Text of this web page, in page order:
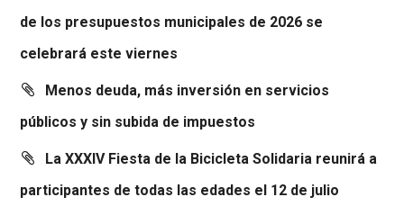
de los presupuestos municipales de 2026 se
celebrará este viernes
Menos deuda, más inversión en servicios
públicos y sin subida de impuestos
La XXXIV Fiesta de la Bicicleta Solidaria reunirá a
participantes de todas las edades el 12 de julio